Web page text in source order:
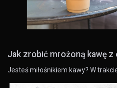
Jak zrobić mrożoną kawę z
Jesteś miłośnikiem kawy? W